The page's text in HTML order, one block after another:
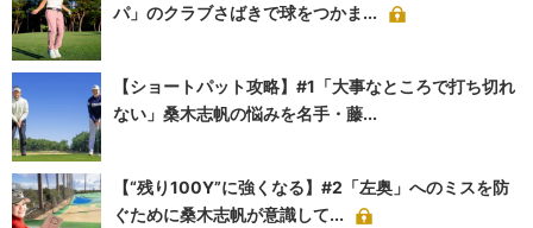
パ」のクラブさばきで球をつかま...
【ショートパット攻略】#1「大事なところで打ち切れ
ない」桑木志帆の悩みを名手・藤...
【“残り100Y”に強くなる】#2「左奥」へのミスを防
ぐために桑木志帆が意識して...